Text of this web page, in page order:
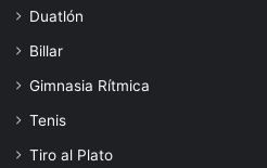
Duatlón
Billar
Gimnasia Rítmica
Tenis
Tiro al Plato